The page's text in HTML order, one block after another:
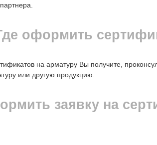
оформить
на арматуру Вы получите,
или другую продукцию.
заявку на